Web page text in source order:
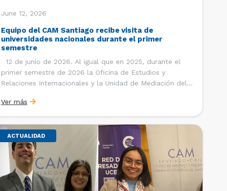
June 12, 2026
Equipo del CAM Santiago recibe visita de
universidades nacionales durante el primer
semestre
12 de junio de 2026. Al igual que en 2025, durante el
primer semestre de 2026 la Oficina de Estudios y
Relaciones Internacionales y la Unidad de Mediación del
Comercio de Santiago (CCS) han recibido la visita de
estudiantes de […]
Ver más
ACTUALIDAD